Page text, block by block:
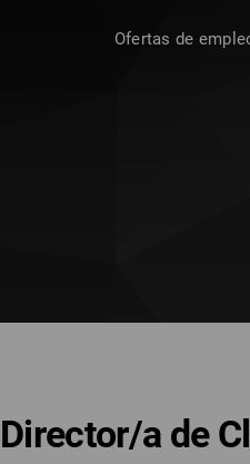
Ofertas de
Director/a de